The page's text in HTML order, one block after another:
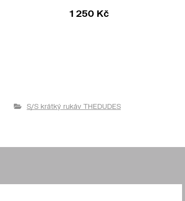
1 250 Kč
S/S krátký rukáv THEDUDES